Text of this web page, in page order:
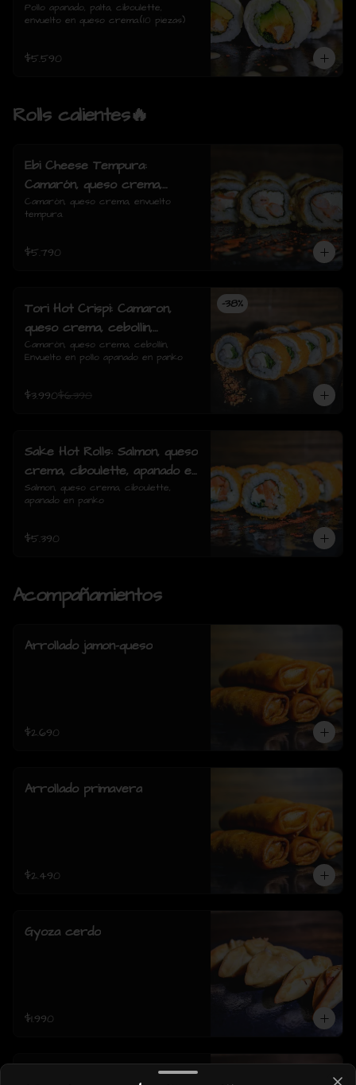
envuelto en queso crema.
Pollo apanado, palta, ciboulette,
envuelto en queso crema.(10 piezas)
$5.590
Rolls calientes🔥
Ebi Cheese Tempura:
Camarón, queso crema,
envuelto tempura.
Camarón, queso crema, envuelto
tempura.
$5.790
-38%
Tori Hot Crispi: Camaron,
queso crema, cebollin,
Envuelto en pollo apanado en
panko
Camarón, queso crema, cebollín,
Envuelto en pollo apanado en panko
$3.990$6.390
Sake Hot Rolls: Salmon, queso
crema, ciboulette, apanado en
panko
Salmon, queso crema, ciboulette,
apanado en panko
$5.390
Acompañamientos
Arrollado jamon-queso
$2.690
Arrollado primavera
$2.490
Gyoza cerdo
$1.990